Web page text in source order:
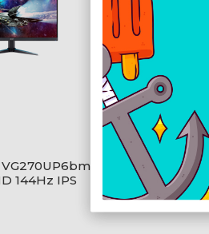
144Hz IPS
ACER
fekete